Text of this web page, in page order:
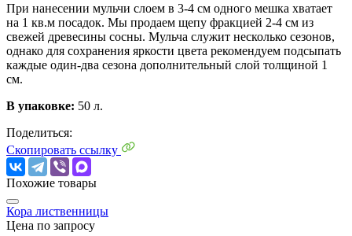
При нанесении мульчи слоем в 3-4 см одного мешка хватает
на 1 кв.м посадок. Мы продаем щепу фракцией 2-4 см из
свежей древесины сосны. Мульча служит несколько сезонов,
однако для сохранения яркости цвета рекомендуем подсыпать
каждые один-два сезона дополнительный слой толщиной 1
см.
В упаковке: 50 л.
Поделиться:
Скопировать ссылку
Похожие товары
Кора лиственницы
Цена по запросу